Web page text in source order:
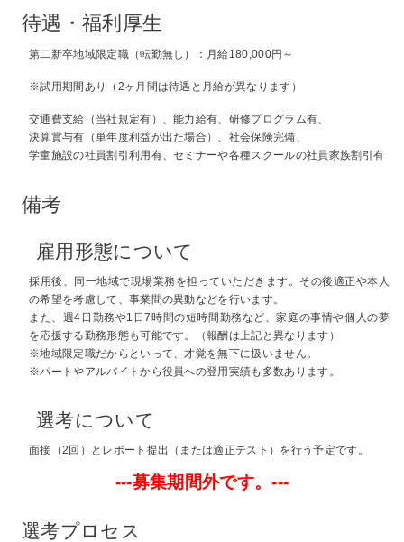
待遇・福利厚生
第二新卒地域限定職（転勤無し）：月給180,000円～
※試用期間あり（2ヶ月間は待遇と月給が異なります）
交通費支給（当社規定有）、能力給有、研修プログラム有、
決算賞与有（単年度利益が出た場合）、社会保険完備、
学童施設の社員割引利用有、セミナーや各種スクールの社員家族割引有
備考
雇用形態について
採用後、同一地域で現場業務を担っていただきます。その後適正や本人
の希望を考慮して、事業間の異動などを行います。
また、週4日勤務や1日7時間の短時間勤務など、家庭の事情や個人の夢
を応援する勤務形態も可能です。（報酬は上記と異なります）
※地域限定職だからといって、才覚を無下に扱いません。
※パートやアルバイトから役員への登用実績も多数あります。
選考について
面接（2回）とレポート提出（または適正テスト）を行う予定です。
---募集期間外です。---
選考プロセス